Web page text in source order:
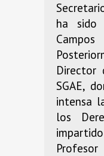
ha sido
Director
SGAE,
intensa
los